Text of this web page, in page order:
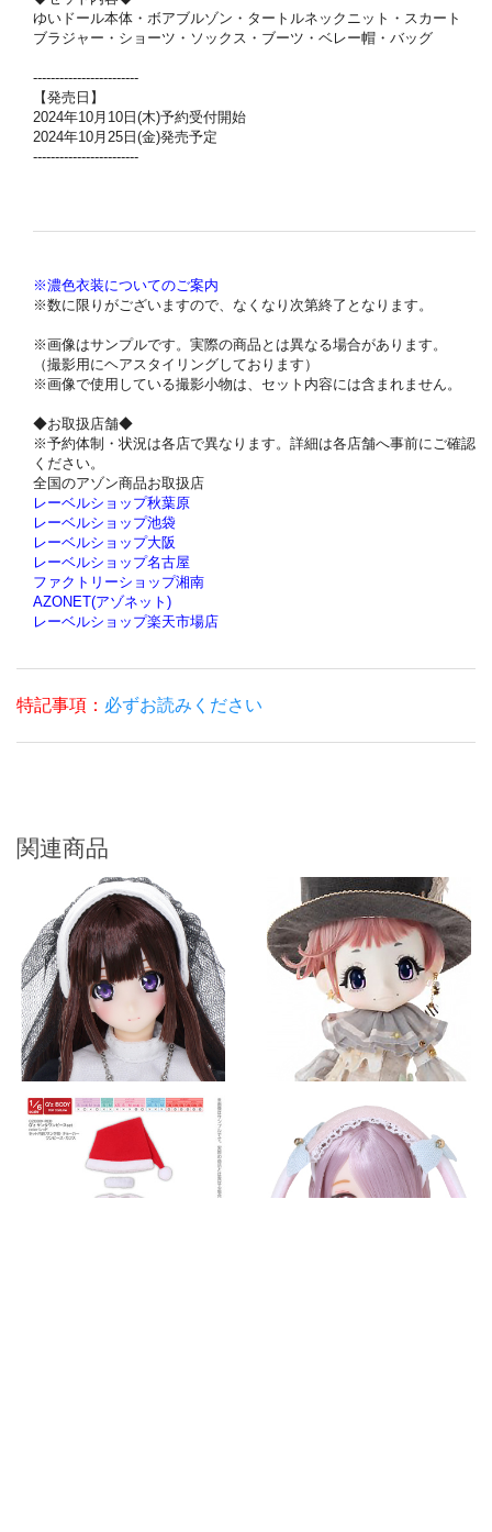
ゆいドール本体・ボアブルゾン・タートルネックニット・スカート
ブラジャー・ショーツ・ソックス・ブーツ・ベレー帽・バッグ
------------------------
【発売日】
2024年10月10日(木)予約受付開始
2024年10月25日(金)発売予定
------------------------
※濃色衣装についてのご案内
※数に限りがございますので、なくなり次第終了となります。
※画像はサンプルです。実際の商品とは異なる場合があります。
（撮影用にヘアスタイリングしております）
※画像で使用している撮影小物は、セット内容には含まれません。
◆お取扱店舗◆
※予約体制・状況は各店で異なります。詳細は各店舗へ事前にご確認
ください。
全国のアゾン商品お取扱店
レーベルショップ秋葉原
レーベルショップ池袋
レーベルショップ大阪
レーベルショップ名古屋
ファクトリーショップ湘南
AZONET(アゾネット)
レーベルショップ楽天市場店
特記事項： 必ずお読みください
関連商品